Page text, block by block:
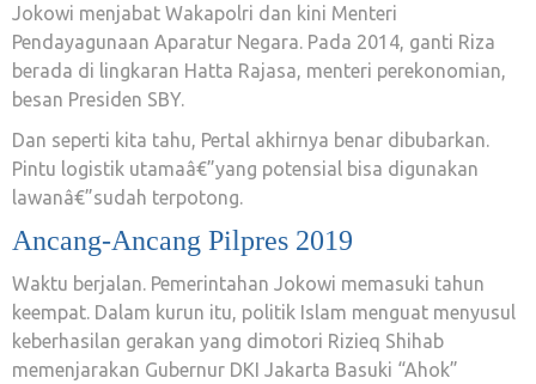
Jokowi menjabat Wakapolri dan kini Menteri
Pendayagunaan Aparatur Negara. Pada 2014, ganti Riza
berada di lingkaran Hatta Rajasa, menteri perekonomian,
besan Presiden SBY.
Dan seperti kita tahu, Pertal akhirnya benar dibubarkan.
Pintu logistik utamaâ€”yang potensial bisa digunakan
lawanâ€”sudah terpotong.
Ancang-Ancang Pilpres 2019
Waktu berjalan. Pemerintahan Jokowi memasuki tahun
keempat. Dalam kurun itu, politik Islam menguat menyusul
keberhasilan gerakan yang dimotori Rizieq Shihab
memenjarakan Gubernur DKI Jakarta Basuki “Ahok”